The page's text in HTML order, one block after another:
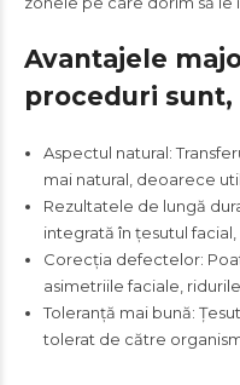
Avantajele
proceduri sunt,
Aspectul natural:
mai natural, deoarece
Rezultatele de lungă
integrată în țesutul
Corecția defectelor:
asimetriile faciale,
Toleranță mai bună:
tolerat de către